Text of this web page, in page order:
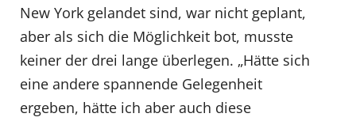
New York gelandet sind, war nicht geplant,
aber als sich die Möglichkeit bot, musste
keiner der drei lange überlegen. „Hätte sich
eine andere spannende Gelegenheit
ergeben, hätte ich aber auch diese